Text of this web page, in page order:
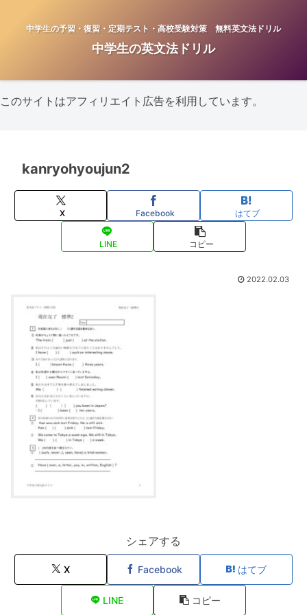
中学生の予習・復習・定期テスト・高校受験対策 無料英文法ドリル
中学生の英文法ドリル
このサイトはアフィリエイト広告を利用しています。
kanryohyoujun2
X Facebook はてブ
LINE コピー
2022.02.03
シェアする
X Facebook はてブ
LINE コピー